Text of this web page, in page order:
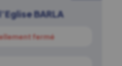
BARLA
fermé